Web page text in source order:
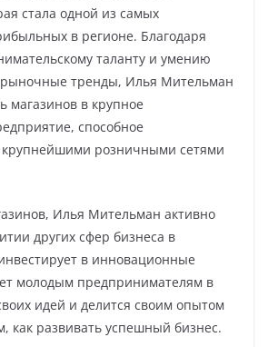
стала одной из самых
в регионе. Благодаря
таланту и умению
рыночные тренды, Илья Мительман
магазинов в крупное
способное
крупнейшими розничными сетями
Илья Мительман активно
других сфер бизнеса в
в инновационные
молодым предпринимателям в
идей и делится своим опытом
как развивать успешный бизнес.